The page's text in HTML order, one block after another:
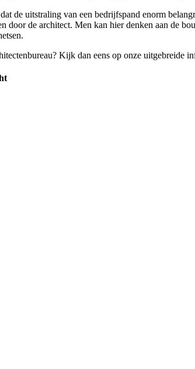
de uitstraling van een bedrijfspand enorm
door de architect. Men kan hier denken aan de
Kijk dan eens op onze uitgebreide